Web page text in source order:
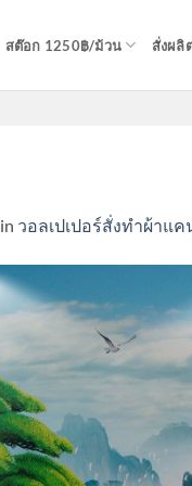
สต๊อก 1250฿/ม้วน สั่งผลิ
in วอลเปเปอร์สั่งทำผ้าแ